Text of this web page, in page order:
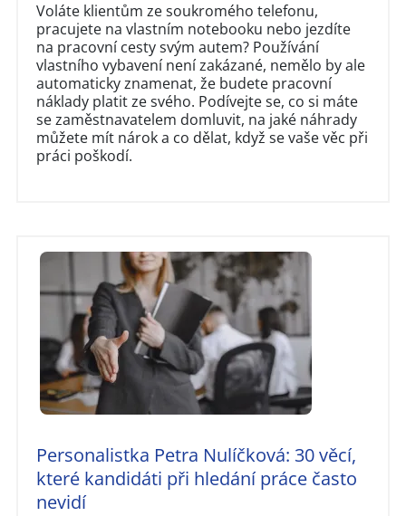
Voláte klientům ze soukromého telefonu,
pracujete na vlastním notebooku nebo jezdíte
na pracovní cesty svým autem? Používání
vlastního vybavení není zakázané, nemělo by ale
automaticky znamenat, že budete pracovní
náklady platit ze svého. Podívejte se, co si máte
se zaměstnavatelem domluvit, na jaké náhrady
můžete mít nárok a co dělat, když se vaše věc při
práci poškodí.
Personalistka Petra Nulíčková: 30 věcí,
které kandidáti při hledání práce často
nevidí